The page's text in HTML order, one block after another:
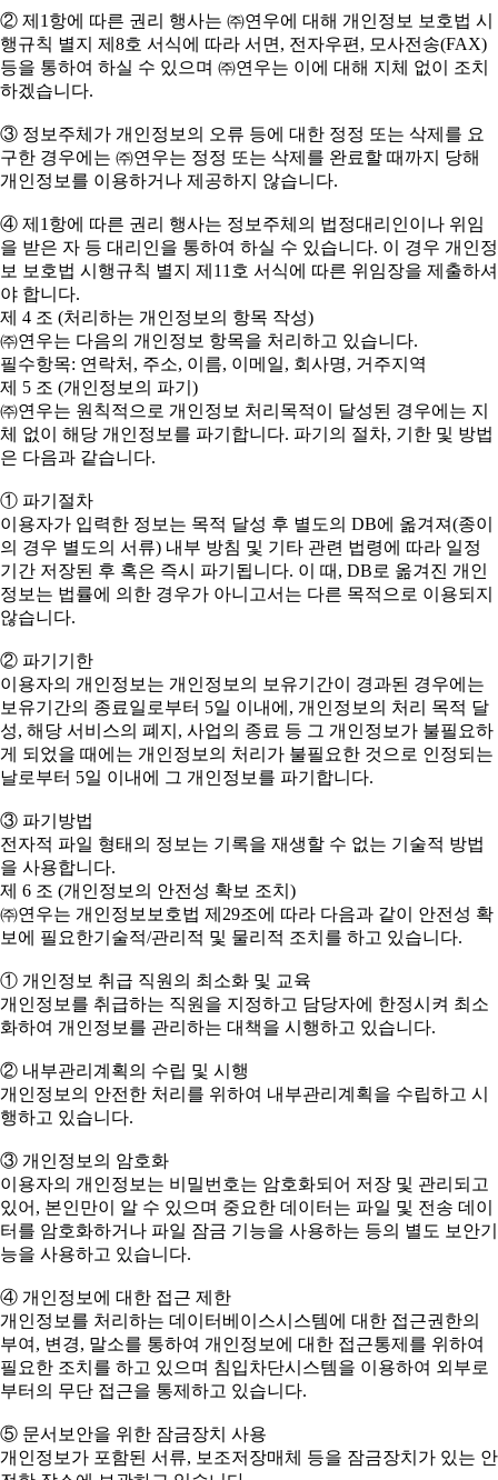
② 제1항에 따른 권리 행사는 ㈜연우에 대해 개인정보 보호법 시
행규칙 별지 제8호 서식에 따라 서면, 전자우편, 모사전송(FAX)
등을 통하여 하실 수 있으며 ㈜연우는 이에 대해 지체 없이 조치
하겠습니다.
③ 정보주체가 개인정보의 오류 등에 대한 정정 또는 삭제를 요
구한 경우에는 ㈜연우는 정정 또는 삭제를 완료할 때까지 당해
개인정보를 이용하거나 제공하지 않습니다.
④ 제1항에 따른 권리 행사는 정보주체의 법정대리인이나 위임
을 받은 자 등 대리인을 통하여 하실 수 있습니다. 이 경우 개인정
보 보호법 시행규칙 별지 제11호 서식에 따른 위임장을 제출하셔
야 합니다.
제 4 조 (처리하는 개인정보의 항목 작성)
㈜연우는 다음의 개인정보 항목을 처리하고 있습니다.
필수항목: 연락처, 주소, 이름, 이메일, 회사명, 거주지역
제 5 조 (개인정보의 파기)
㈜연우는 원칙적으로 개인정보 처리목적이 달성된 경우에는 지
체 없이 해당 개인정보를 파기합니다. 파기의 절차, 기한 및 방법
은 다음과 같습니다.
① 파기절차
이용자가 입력한 정보는 목적 달성 후 별도의 DB에 옮겨져(종이
의 경우 별도의 서류) 내부 방침 및 기타 관련 법령에 따라 일정
기간 저장된 후 혹은 즉시 파기됩니다. 이 때, DB로 옮겨진 개인
정보는 법률에 의한 경우가 아니고서는 다른 목적으로 이용되지
않습니다.
② 파기기한
이용자의 개인정보는 개인정보의 보유기간이 경과된 경우에는
보유기간의 종료일로부터 5일 이내에, 개인정보의 처리 목적 달
성, 해당 서비스의 폐지, 사업의 종료 등 그 개인정보가 불필요하
게 되었을 때에는 개인정보의 처리가 불필요한 것으로 인정되는
날로부터 5일 이내에 그 개인정보를 파기합니다.
③ 파기방법
전자적 파일 형태의 정보는 기록을 재생할 수 없는 기술적 방법
을 사용합니다.
제 6 조 (개인정보의 안전성 확보 조치)
㈜연우는 개인정보보호법 제29조에 따라 다음과 같이 안전성 확
보에 필요한기술적/관리적 및 물리적 조치를 하고 있습니다.
① 개인정보 취급 직원의 최소화 및 교육
개인정보를 취급하는 직원을 지정하고 담당자에 한정시켜 최소
화하여 개인정보를 관리하는 대책을 시행하고 있습니다.
② 내부관리계획의 수립 및 시행
개인정보의 안전한 처리를 위하여 내부관리계획을 수립하고 시
행하고 있습니다.
③ 개인정보의 암호화
이용자의 개인정보는 비밀번호는 암호화되어 저장 및 관리되고
있어, 본인만이 알 수 있으며 중요한 데이터는 파일 및 전송 데이
터를 암호화하거나 파일 잠금 기능을 사용하는 등의 별도 보안기
능을 사용하고 있습니다.
④ 개인정보에 대한 접근 제한
개인정보를 처리하는 데이터베이스시스템에 대한 접근권한의
부여, 변경, 말소를 통하여 개인정보에 대한 접근통제를 위하여
필요한 조치를 하고 있으며 침입차단시스템을 이용하여 외부로
부터의 무단 접근을 통제하고 있습니다.
⑤ 문서보안을 위한 잠금장치 사용
개인정보가 포함된 서류, 보조저장매체 등을 잠금장치가 있는 안